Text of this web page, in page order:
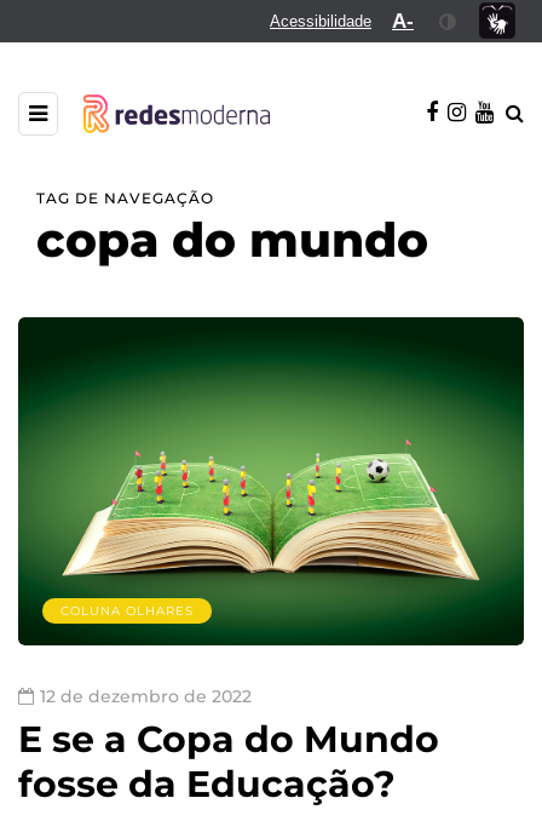
Acessibilidade A-
TAG DE NAVEGAÇÃO
copa do mundo
COLUNA OLHARES
12 de dezembro de 2022
E se a Copa do Mundo
fosse da Educação?